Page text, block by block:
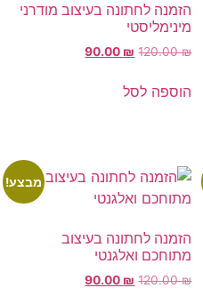
הזמנה לחתונה בעיצוב מודרני
מינימליסטי
120.00₪
90.00 ₪
הוספה לסל
מבצע!
הזמנה לחתונה בעיצוב
מתוחכם ואלגנטי
120.00₪
90.00 ₪